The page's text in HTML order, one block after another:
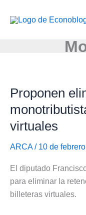
Proponen
virtuales
ARCA/ 10 de
El diputado
para eliminar la
billeteras virtuales.